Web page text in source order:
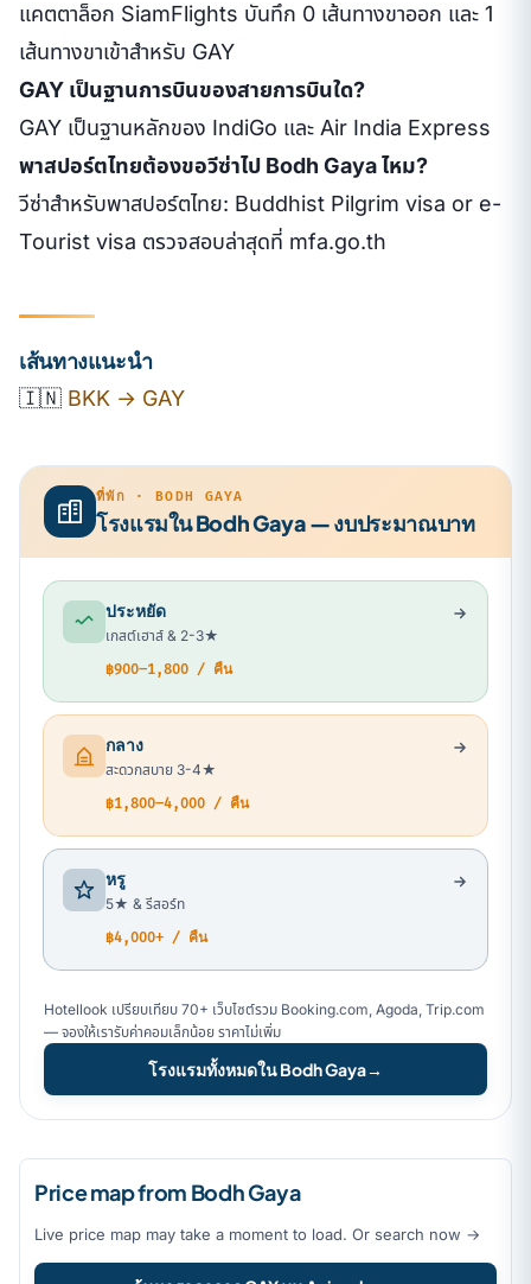
แคตตาล็อก SiamFlights บันทึก 0 เส้นทางขาออก และ 1
เส้นทางขาเข้าสำหรับ GAY
GAY เป็นฐานการบินของสายการบินใด?
GAY เป็นฐานหลักของ IndiGo และ Air India Express
พาสปอร์ตไทยต้องขอวีซ่าไป Bodh Gaya ไหม?
วีซ่าสำหรับพาสปอร์ตไทย: Buddhist Pilgrim visa or e-
Tourist visa ตรวจสอบล่าสุดที่ mfa.go.th
เส้นทางแนะนำ
🇮🇳 BKK → GAY
ที่พัก · BODH GAYA
โรงแรมใน Bodh Gaya — งบประมาณบาท
ประหยัด
เกสต์เฮาส์ & 2-3★
฿900–1,800 / คืน
กลาง
สะดวกสบาย 3-4★
฿1,800–4,000 / คืน
หรู
5★ & รีสอร์ท
฿4,000+ / คืน
Hotellook เปรียบเทียบ 70+ เว็บไซต์รวม Booking.com, Agoda, Trip.com
— จองให้เรารับค่าคอมเล็กน้อย ราคาไม่เพิ่ม
โรงแรมทั้งหมดใน Bodh Gaya→
Price map from Bodh Gaya
Live price map may take a moment to load. Or search now →